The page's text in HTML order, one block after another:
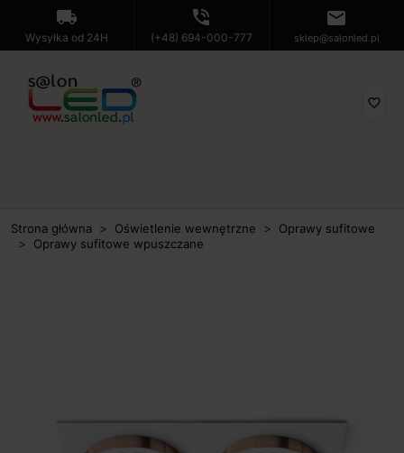
local_shipping
Wysyłka od 24H
phone_in_talk
(+48) 694-000-777
mail
sklep@salonled.pl
favorite_border
Strona główna Oświetlenie wewnętrzne
Oprawy sufitowe
Oprawy sufitowe wpuszczane